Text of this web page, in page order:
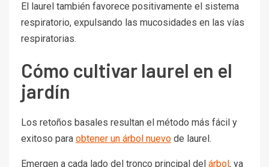
El laurel también favorece positivamente el sistema
respiratorio, expulsando las mucosidades en las vías
respiratorias.
Cómo cultivar laurel en el
jardín
Los retoños basales resultan el método más fácil y
exitoso para obtener un árbol nuevo de laurel.
Emergen a cada lado del tronco principal del árbol , ya